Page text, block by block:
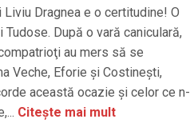
Dragnea e o certitudine! O
După o vară caniculară,
au mers să se
Veche, Eforie și Costinești,
această ocazie şi celor ce n-
Citește mai mult